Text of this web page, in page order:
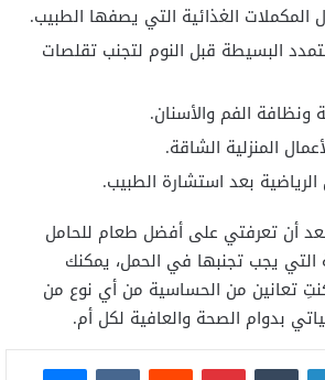
المكملات الغذائية التي يصفها الطبيب.
البسيطة قبل النوم لتجنب تقلصات
الفم والأسنان.
المنزلية الشاقة.
الرياضية بعد استشارة الطبيب.
بعد أن تعرفتي على أفضل طعام للحامل
يجب تجنبها في الحمل، يمكنك
تعانين من الحساسية من أي نوع من
بدوام الصحة والعافية لكل أم.
لينكدإن بينتيريست
ماسنجر